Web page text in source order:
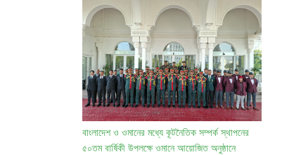
বাংলাদেশ ও ওমানের মধ্যে কূটনৈতিক সম্পর্ক স্থাপনের
৫০তম বার্ষিকী উপলক্ষে ওমানে আয়োজিত অনুষ্ঠানে